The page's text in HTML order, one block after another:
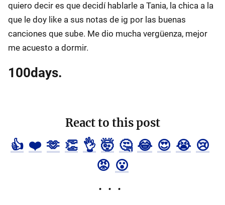
quiero decir es que decidí hablarle a Tania, la chica a la
que le doy like a sus notas de ig por las buenas
canciones que sube. Me dio mucha vergüenza, mejor
me acuesto a dormir.
100days.
React to this post
👍 ❤️ 🫶 👏 👌 🤯 🤔 😂 😍 😭 😢
😡 😮